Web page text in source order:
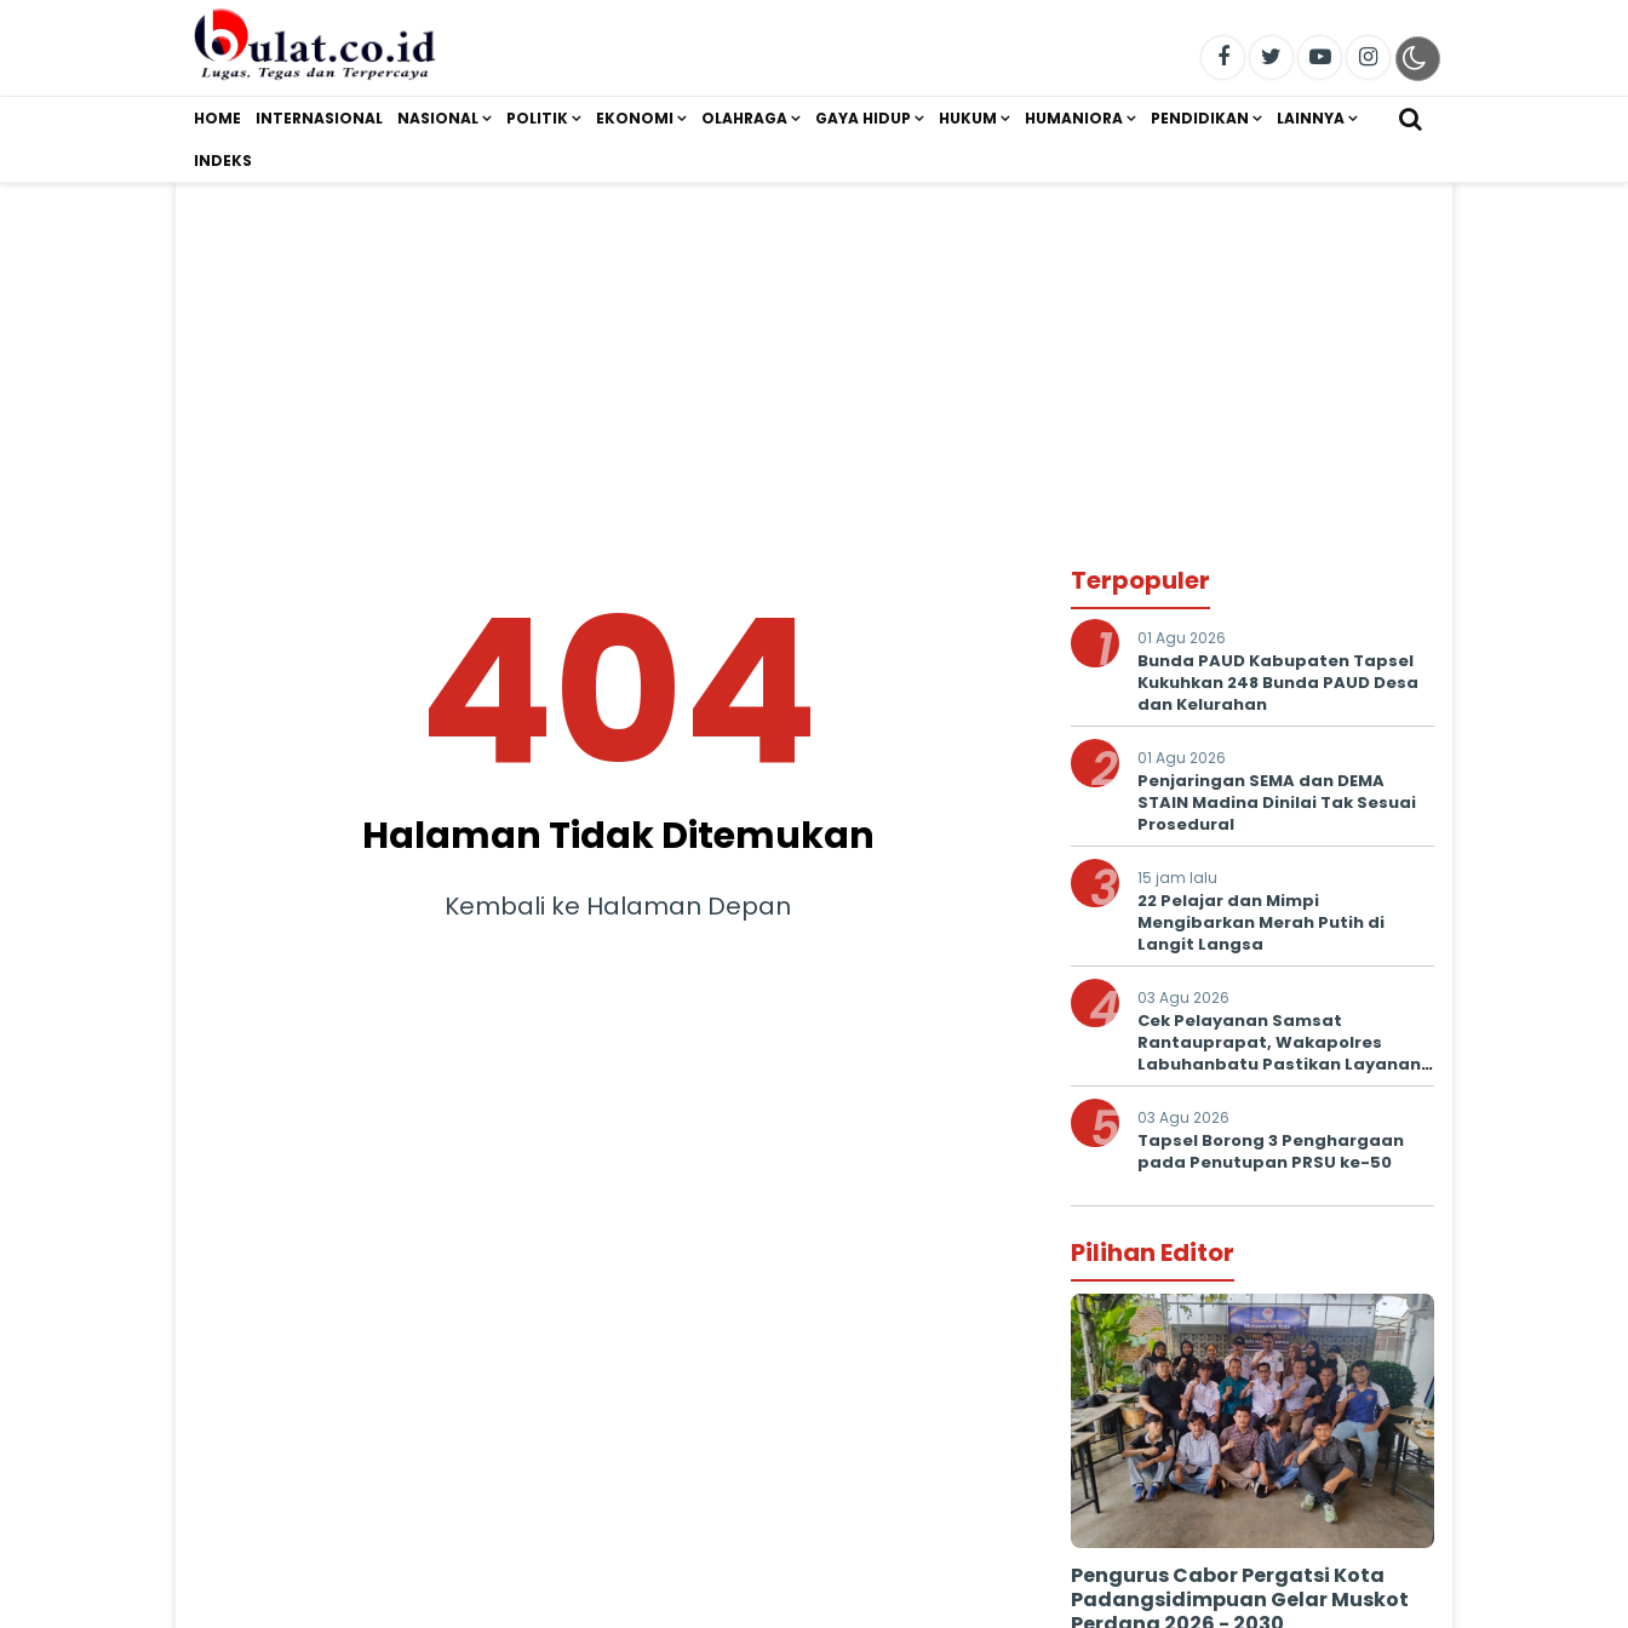
HOME INTERNASIONAL NASIONAL POLITIK EKONOMI OLAHRAGA GAYA HIDUP HUKUM HUMANIORA PENDIDIKAN LAINNYA
INDEKS
404
Halaman Tidak Ditemukan
Kembali ke Halaman Depan
Terpopuler
1 01 Agu 2026
Bunda PAUD Kabupaten Tapsel
Kukuhkan 248 Bunda PAUD Desa
dan Kelurahan
2 01 Agu 2026
Penjaringan SEMA dan DEMA
STAIN Madina Dinilai Tak Sesuai
Prosedural
3 15 jam lalu
22 Pelajar dan Mimpi
Mengibarkan Merah Putih di
Langit Langsa
4 03 Agu 2026
Cek Pelayanan Samsat
Rantauprapat, Wakapolres
Labuhanbatu Pastikan Layanan
Prima untuk Masyarakat
5 03 Agu 2026
Tapsel Borong 3 Penghargaan
pada Penutupan PRSU ke-50
Pilihan Editor
Pengurus Cabor Pergatsi Kota
Padangsidimpuan Gelar Muskot